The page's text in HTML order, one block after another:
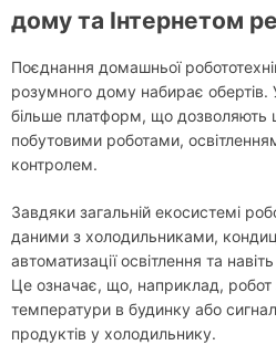
дому та Інтернетом
Поєднання домашньої
розумного дому набирає обертів.
більше платформ, що дозволяють
побутовими роботами,
контролем.
Завдяки загальній екосистемі
даними з холодильниками,
автоматизації освітлення та
Це означає, що, наприклад, робот
температури в будинку або
продуктів у холодильнику.